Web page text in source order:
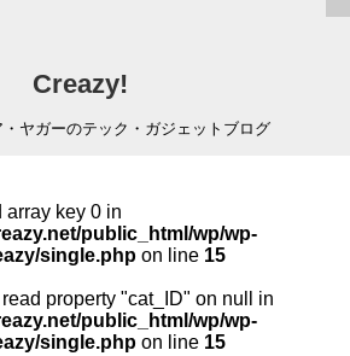
Creazy!
ヤガーのテック・ガジェットブログ
array key 0 in
public_html/wp/wp-
single.php on line 15
read property "cat_ID" on null in
public_html/wp/wp-
single.php on line 15